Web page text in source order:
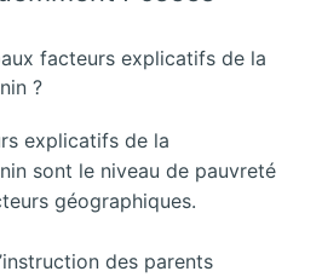
facteurs explicatifs de la
?
explicatifs de la
sont le niveau de pauvreté
géographiques.
des parents